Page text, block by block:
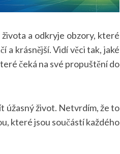
života a odkryje obzory, které
a krásnější. Vidí věci tak, jaké
čeká na své propuštění do
úžasný život. Netvrdím, že to
které jsou součástí každého